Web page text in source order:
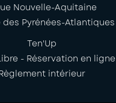
Nouvelle-Aquitaine
Pyrénées-Atlantiques
Ten'Up
- Réservation en ligne
intérieur